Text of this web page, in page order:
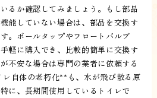
るか確認してみましょう。もし部品
能していない場合は、部品を交換す
。ボールタップやフロートバルブ
軽に購入でき、比較的簡単に交換す
不安な場合は専門の業者に依頼する
自体の老朽化**も、水が飛び散る原
に、長期間使用しているトイレで